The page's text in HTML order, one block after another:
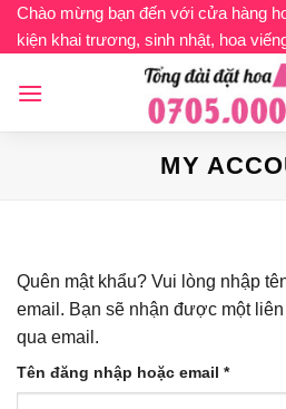
Bỏ
qua
dung
Chào mừng bạn đến với cửa hàng
kiện khai trương, sinh nhật, hoa
MY
Quên mật khẩu? Vui lòng nhập
email. Bạn sẽ nhận được một
qua email.
Tên đăng nhập hoặc email *Bắt
buộc